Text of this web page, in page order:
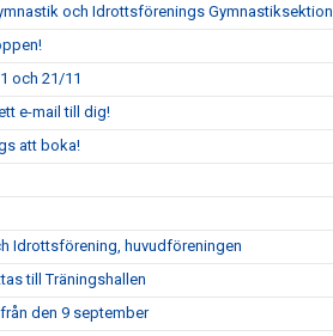
och Idrottsförenings Gymnastiksektion
och 21/11
e-mail till dig!
att boka!
Idrottsförening, huvudföreningen
till Träningshallen
den 9 september